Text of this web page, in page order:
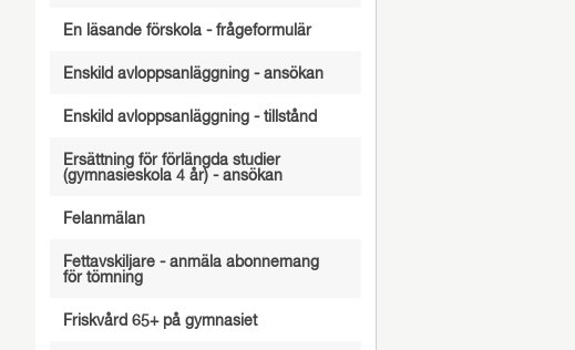
En läsande förskola - frågeformulär
Enskild avloppsanläggning - ansökan
Enskild avloppsanläggning - tillstånd
Ersättning för förlängda studier
(gymnasieskola 4 år) - ansökan
Felanmälan
Fettavskiljare - anmäla abonnemang
för tömning
Friskvård 65+ på gymnasiet